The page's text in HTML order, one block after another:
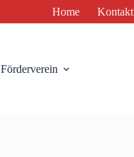
Home Kontakt
Förderverein